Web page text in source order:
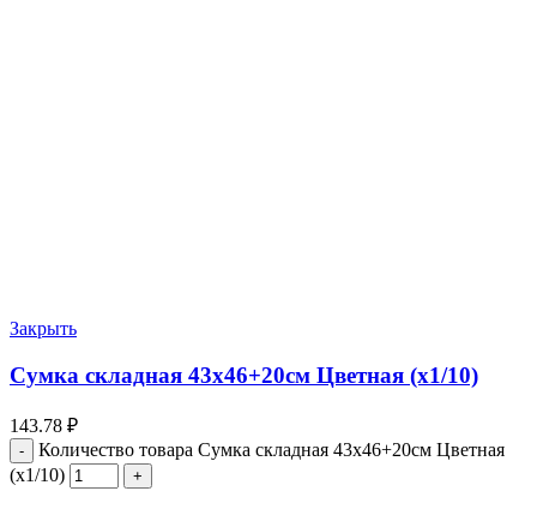
Закрыть
Сумка складная 43х46+20см Цветная (х1/10)
143.78 ₽
Количество товара Сумка складная 43х46+20см Цветная
(х1/10)